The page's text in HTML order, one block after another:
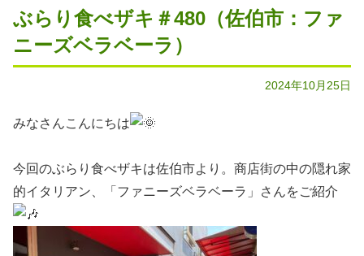
ぶらり食べザキ＃480（佐伯市：ファ
ニーズベラベーラ）
2024年10月25日
みなさんこんにちは
今回のぶらり食べザキは佐伯市より。商店街の中の隠れ家
的イタリアン、「ファニーズベラベーラ」さんをご紹介